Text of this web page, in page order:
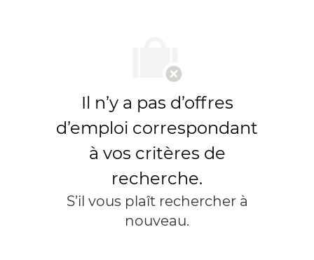
Il n’y a pas d’offres
d’emploi correspondant
à vos critères de
recherche.
S’il vous plaît rechercher à
nouveau.